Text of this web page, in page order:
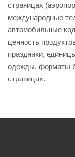
страницах
международные
автомобильные
ценность
праздники,
одежды, форматы
страницах.